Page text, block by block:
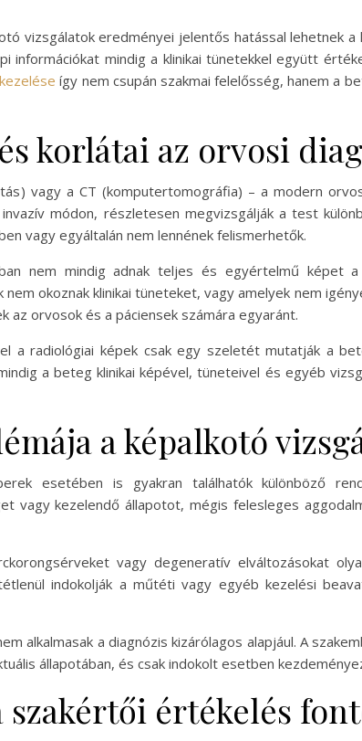
vizsgálatok eredményei jelentős hatással lehetnek a
mindig a klinikai tünetekkel együtt
így nem csupán szakmai felelősség, hanem a
korlátai az orvosi
vagy a CT (komputertomográfia) – a modern
módon, részletesen megvizsgálják a test
vagy egyáltalán nem lennének felismerhetők.
nem mindig adnak teljes és egyértelmű képet
okoznak klinikai tüneteket, vagy amelyek nem
az orvosok és a páciensek számára egyaránt.
a radiológiai képek csak egy szeletét mutatják a
a beteg klinikai képével, tüneteivel és egyéb
a képalkotó
esetében is gyakran találhatók különböző
vagy kezelendő állapotot, mégis felesleges
vagy degeneratív elváltozásokat
indokolják a műtéti vagy egyéb kezelési
alkalmasak a diagnózis kizárólagos alapjául. A
állapotában, és csak indokolt esetben
értékelés